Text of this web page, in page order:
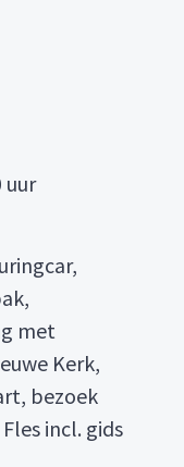
uur
met
Kerk,
bezoek
incl. gids